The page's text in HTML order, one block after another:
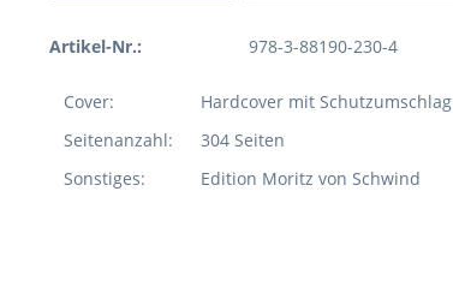
Artikel-Nr.: 978-3-88190-230-4
Cover:
Hardcover mit Schutzumschlag
Seitenanzahl:
304 Seiten
Sonstiges:
Edition Moritz von Schwind